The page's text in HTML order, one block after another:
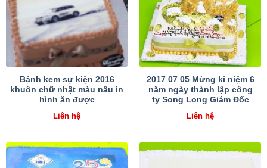
Bánh kem sự kiện 2016
khuôn chữ nhật màu nâu in
hình ăn được
Liên hệ
2017 07 05 Mừng kỉ niệm 6
năm ngày thành lập công
ty Song Long Giám Đốc
Liên hệ